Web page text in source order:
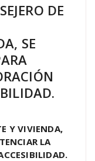
DE
SE
Y VIVIENDA,
LA